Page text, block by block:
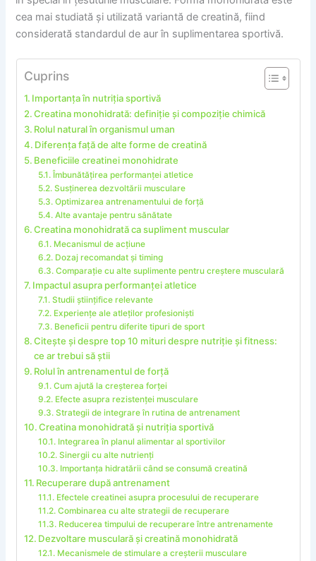
cea mai studiată și utilizată variantă de creatină, fiind
considerată standardul de aur în suplimentarea sportivă.
Cuprins
Importanța în nutriția sportivă
Creatina monohidrată: definiție și compoziție chimică
Rolul natural în organismul uman
Diferența față de alte forme de creatină
Beneficiile creatinei monohidrate
Îmbunătățirea performanței atletice
Susținerea dezvoltării musculare
Optimizarea antrenamentului de forță
Alte avantaje pentru sănătate
Creatina monohidrată ca supliment muscular
Mecanismul de acțiune
Dozaj recomandat și timing
Comparație cu alte suplimente pentru creștere musculară
Impactul asupra performanței atletice
Studii științifice relevante
Experiențe ale atleților profesioniști
Beneficii pentru diferite tipuri de sport
Citește și despre top 10 mituri despre nutriție și fitness:
ce ar trebui să știi
Rolul în antrenamentul de forță
Cum ajută la creșterea forței
Efecte asupra rezistenței musculare
Strategii de integrare în rutina de antrenament
Creatina monohidrată și nutriția sportivă
Integrarea în planul alimentar al sportivilor
Sinergii cu alte nutrienți
Importanța hidratării când se consumă creatină
Recuperare după antrenament
Efectele creatinei asupra procesului de recuperare
Combinarea cu alte strategii de recuperare
Reducerea timpului de recuperare între antrenamente
Dezvoltare musculară și creatină monohidrată
Mecanismele de stimulare a creșterii musculare